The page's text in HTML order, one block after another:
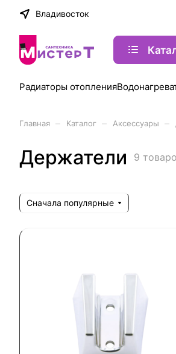
Владивосток
Радиаторы отопления
Главная Каталог Аксессуары
Держатели 9
Сначала популярные